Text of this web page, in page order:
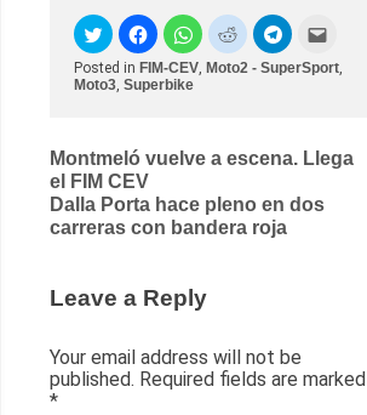
Posted in FIM-CEV Moto2 - SuperSport
Moto3 Superbike
Post
navigation
Montmeló vuelve a escena. Llega
el FIM CEV
Dalla Porta hace pleno en dos
carreras con bandera roja
Leave a Reply
Your email address will not be
published. Required fields are marked
*